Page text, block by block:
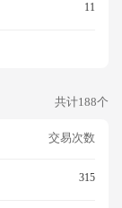
11
共计188个
交易次数
315